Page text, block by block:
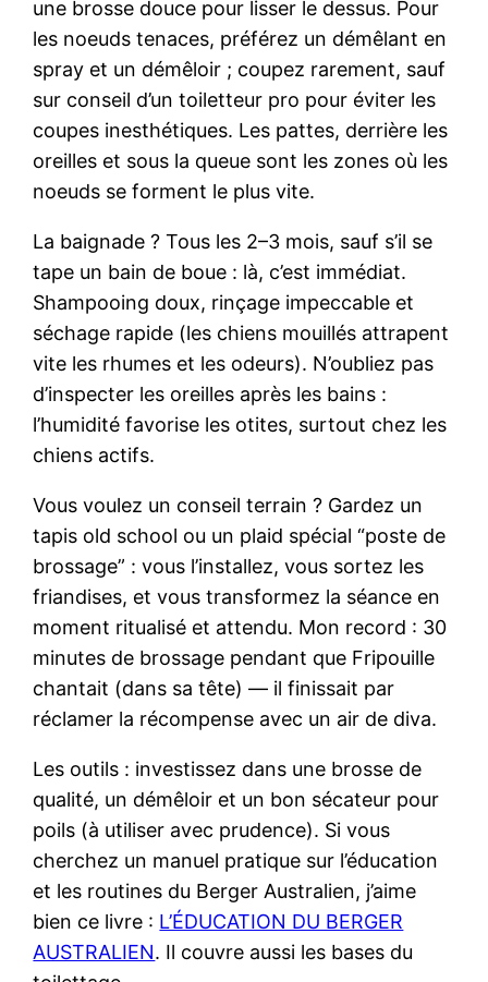
une brosse douce pour lisser le dessus. Pour
les noeuds tenaces, préférez un démêlant en
spray et un démêloir ; coupez rarement, sauf
sur conseil d’un toiletteur pro pour éviter les
coupes inesthétiques. Les pattes, derrière les
oreilles et sous la queue sont les zones où les
noeuds se forment le plus vite.
La baignade ? Tous les 2–3 mois, sauf s’il se
tape un bain de boue : là, c’est immédiat.
Shampooing doux, rinçage impeccable et
séchage rapide (les chiens mouillés attrapent
vite les rhumes et les odeurs). N’oubliez pas
d’inspecter les oreilles après les bains :
l’humidité favorise les otites, surtout chez les
chiens actifs.
Vous voulez un conseil terrain ? Gardez un
tapis old school ou un plaid spécial “poste de
brossage” : vous l’installez, vous sortez les
friandises, et vous transformez la séance en
moment ritualisé et attendu. Mon record : 30
minutes de brossage pendant que Fripouille
chantait (dans sa tête) — il finissait par
réclamer la récompense avec un air de diva.
Les outils : investissez dans une brosse de
qualité, un démêloir et un bon sécateur pour
poils (à utiliser avec prudence). Si vous
cherchez un manuel pratique sur l’éducation
et les routines du Berger Australien, j’aime
bien ce livre : L’ÉDUCATION DU BERGER
AUSTRALIEN. Il couvre aussi les bases du